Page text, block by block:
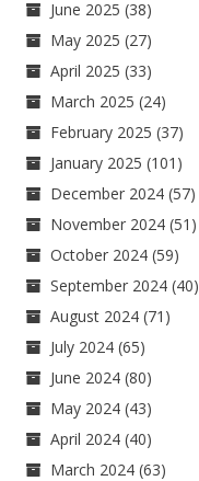
June 2025 (38)
May 2025 (27)
April 2025 (33)
March 2025 (24)
February 2025 (37)
January 2025 (101)
December 2024 (57)
November 2024 (51)
October 2024 (59)
September 2024 (40)
August 2024 (71)
July 2024 (65)
June 2024 (80)
May 2024 (43)
April 2024 (40)
March 2024 (63)